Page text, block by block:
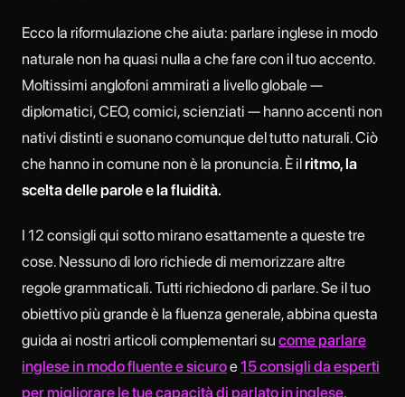
Ecco la riformulazione che aiuta: parlare inglese in modo
naturale non ha quasi nulla a che fare con il tuo accento.
Moltissimi anglofoni ammirati a livello globale —
diplomatici, CEO, comici, scienziati — hanno accenti non
nativi distinti e suonano comunque del tutto naturali. Ciò
che hanno in comune non è la pronuncia. È ilritmo, la
scelta delle parole e la fluidità.
I 12 consigli qui sotto mirano esattamente a queste tre
cose. Nessuno di loro richiede di memorizzare altre
regole grammaticali. Tutti richiedono di parlare. Se il tuo
obiettivo più grande è la fluenza generale, abbina questa
guida ai nostri articoli complementari su come parlare
inglese in modo fluente e sicuroe15 consigli da esperti
per migliorare le tue capacità di parlato in inglese.